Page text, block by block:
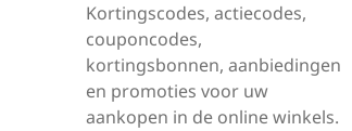
Kortingscodes, actiecodes,
couponcodes,
kortingsbonnen, aanbiedingen
en promoties voor uw
aankopen in de online winkels.